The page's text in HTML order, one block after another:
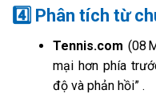
4️⃣ Phân tích từ
Tennis.com (08
mại hơn phía
độ và phản hồi”.